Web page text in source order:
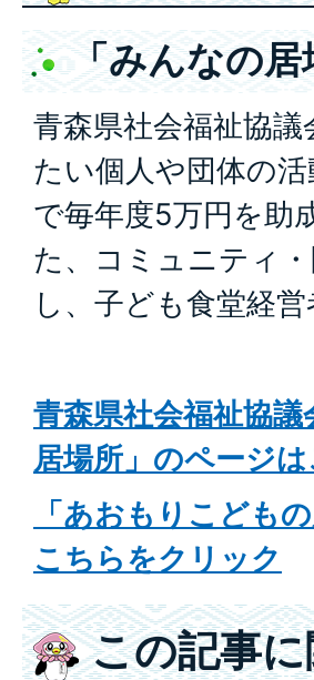
「みんなの
青森県社会福祉協
たい個人や団体の
で毎年度5万円を助
た、コミュニティ
し、子ども食堂経
青森県社会福祉協
居場所」のページ
「あおもりこども
こちらをクリック
この記事